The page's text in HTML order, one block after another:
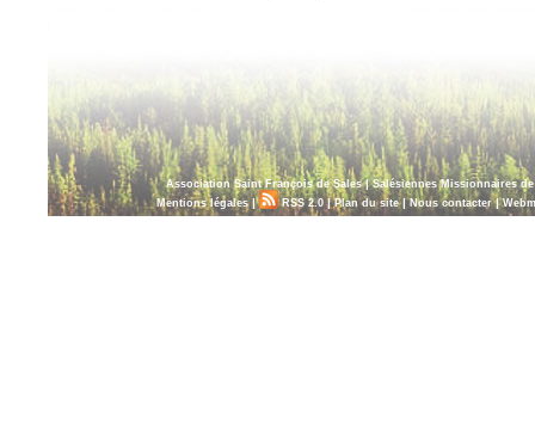
Association Saint François de Sales|Salésiennes Missionnaires
Mentions légales| RSS 2.0|Plan du site|Nous contacter|